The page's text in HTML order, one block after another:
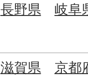
長野県
岐阜
滋賀県
京都